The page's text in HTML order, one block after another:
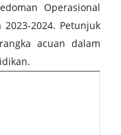
Operasional
2023-2024. Petunjuk
acuan dalam